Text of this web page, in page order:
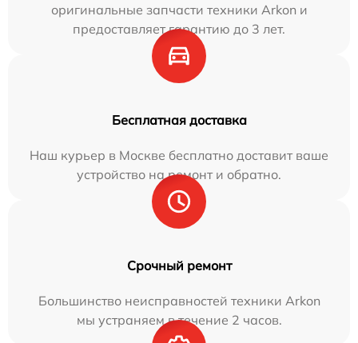
оригинальные запчасти техники Arkon и
предоставляет гарантию до 3 лет.
Бесплатная доставка
Наш курьер в Москве бесплатно доставит ваше
устройство на ремонт и обратно.
Срочный ремонт
Большинство неисправностей техники Arkon
мы устраняем в течение 2 часов.